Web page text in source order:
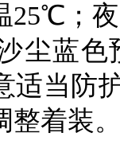
25℃；
尘蓝
适当防
整着装